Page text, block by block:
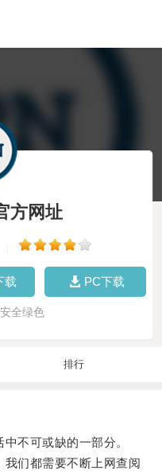
方网址
载 PC下载
全绿色
排行
不可或缺的一部分。
们都需要不断上网查阅